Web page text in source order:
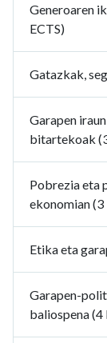
Generoaren
ECTS)
Gatazkak,
Garapen
bitartekoak
Pobrezia eta
ekonomian (3
Etika eta
Garapen-
baliospena (4